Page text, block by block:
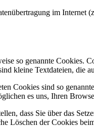
im
so genannte Cookies.
kleine Textdateien, die
Cookies sind so
es uns, Ihren
dass Sie über das
Löschen der Cookies